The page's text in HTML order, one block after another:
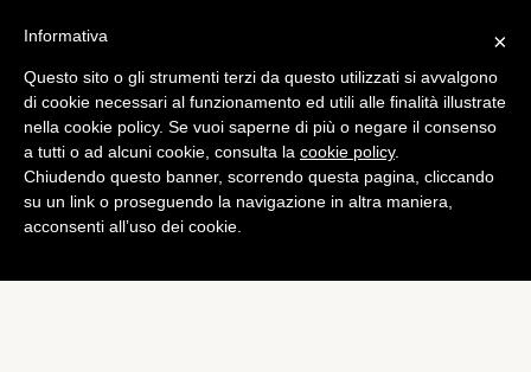
×
Informativa
Questo sito o gli strumenti terzi da questo utilizzati si avvalgono
di cookie necessari al funzionamento ed utili alle finalità illustrate
nella cookie policy. Se vuoi saperne di più o negare il consenso
a tutti o ad alcuni cookie, consulta la cookie policy.
Chiudendo questo banner, scorrendo questa pagina, cliccando
su un link o proseguendo la navigazione in altra maniera,
acconsenti all’uso dei cookie.